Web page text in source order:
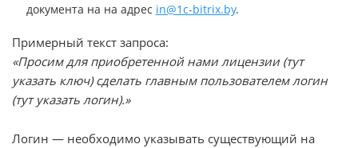
документа на на адрес in@1c-bitrix.by.
Примерный текст запроса:
«Просим для приобретенной нами лицензии (тут
указать ключ) сделать главным пользователем логин
(тут указать логин).»
Логин — необходимо указывать существующий на